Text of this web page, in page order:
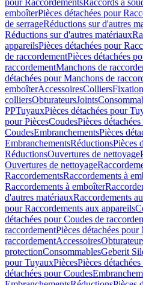
pour RaccordementsRaccords à
emboîterPièces détachées pour
de serrageRéductions sur d'autres
Réductions sur d'autres matériaux
appareilsPièces détachées pour
de raccordementPièces détachées
raccordementManchons de
détachées pour Manchons de
emboîterAccessoiresColliers
colliersObturateursJoints
PPTuyauxPièces détachées pour
pour PiècesCoudesPièces
CoudesEmbranchementsPièces
EmbranchementsRéductionsPièces
RéductionsOuvertures de nettoyage
Ouvertures de nettoyage
RaccordementsRaccordements à
Raccordements à emboîter
d'autres matériauxRaccordements
pour Raccordements aux appareils
détachées pour Coudes de
raccordementPièces détachées pour
raccordementAccessoires
protectionConsommablesGeberit
pour TuyauxPiècesPièces
détachées pour Coudes